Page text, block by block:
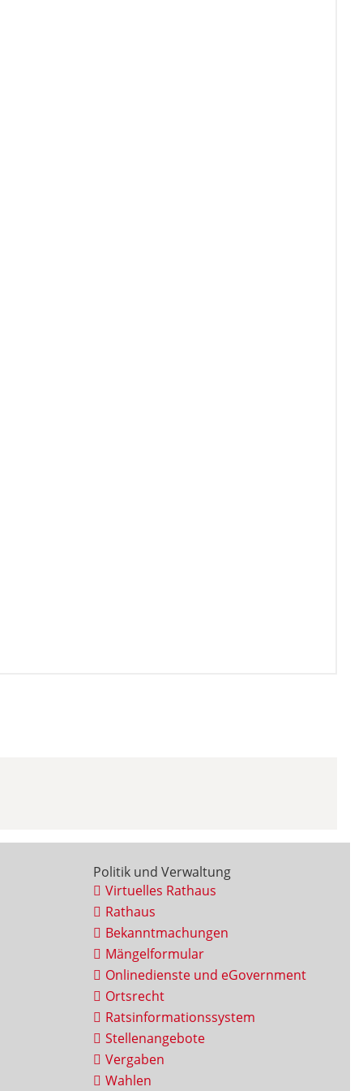
Politik und Verwaltung
Virtuelles Rathaus
Rathaus
Bekanntmachungen
Mängelformular
Onlinedienste und eGovernment
Ortsrecht
Ratsinformationssystem
Stellenangebote
Vergaben
Wahlen